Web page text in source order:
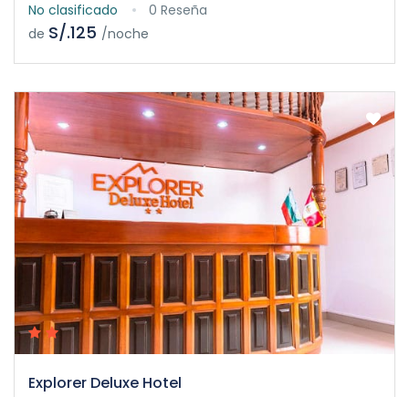
No clasificado
0 Reseña
de S/.125 /noche
Explorer Deluxe Hotel